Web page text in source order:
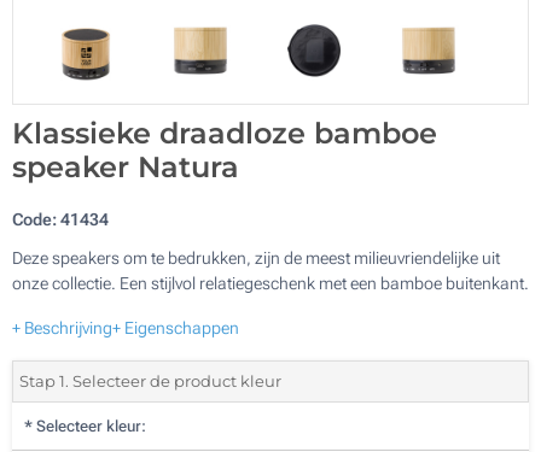
Klassieke draadloze bamboe
speaker Natura
Code:41434
Deze speakers om te bedrukken, zijn de meest milieuvriendelijke uit
onze collectie. Een stijlvol relatiegeschenk met een bamboe buitenkant.
+ Beschrijving+ Eigenschappen
Stap 1. Selecteer de product kleur
* Selecteer kleur: